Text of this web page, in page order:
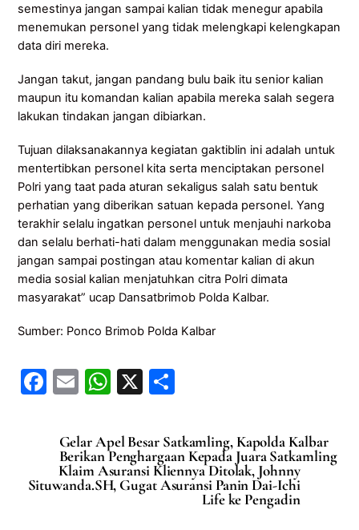
semestinya jangan sampai kalian tidak menegur apabila
menemukan personel yang tidak melengkapi kelengkapan
data diri mereka.
Jangan takut, jangan pandang bulu baik itu senior kalian
maupun itu komandan kalian apabila mereka salah segera
lakukan tindakan jangan dibiarkan.
Tujuan dilaksanakannya kegiatan gaktiblin ini adalah untuk
mentertibkan personel kita serta menciptakan personel
Polri yang taat pada aturan sekaligus salah satu bentuk
perhatian yang diberikan satuan kepada personel. Yang
terakhir selalu ingatkan personel untuk menjauhi narkoba
dan selalu berhati-hati dalam menggunakan media sosial
jangan sampai postingan atau komentar kalian di akun
media sosial kalian menjatuhkan citra Polri dimata
masyarakat” ucap Dansatbrimob Polda Kalbar.
Sumber: Ponco Brimob Polda Kalbar
F
c
e
b
E
ai
l
W
at
s
A
X
ar
e
Gelar Apel Besar Satkamling, Kapolda Kalbar
Berikan Penghargaan Kepada Juara Satkamling
Klaim Asuransi Kliennya Ditolak, Johnny
Situwanda.SH, Gugat Asuransi Panin Dai-Ichi
Life ke Pengadin